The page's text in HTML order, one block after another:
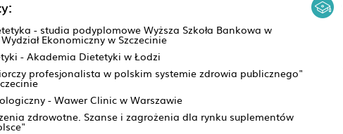
- studia podyplomowe Wyższa Szkoła Bankowa w
Ekonomiczny w Szczecinie
- Akademia Dietetyki w Łodzi
profesjonalista w polskim systemie zdrowia publicznego"
- Wawer Clinic w Warszawie
zdrowotne. Szanse i zagrożenia dla rynku suplementów